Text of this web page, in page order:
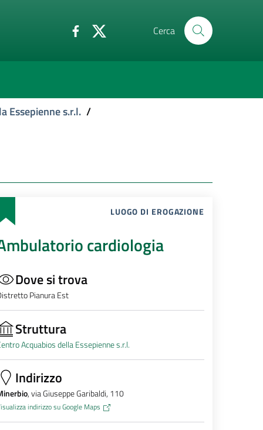
Cerca
Essepienne s.r.l. /
LUOGO DI EROGAZIONE
cardiologia
Dove si trova
Pianura Est
Struttura
Acquabios della Essepienne s.r.l.
Indirizzo
, via Giuseppe Garibaldi, 110
indirizzo su Google Maps